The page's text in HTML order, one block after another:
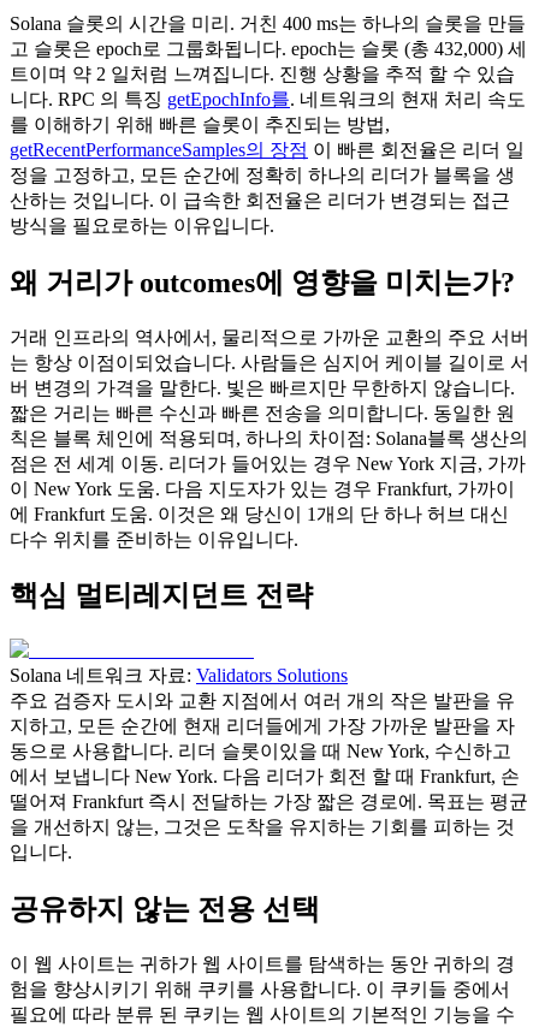
Solana 슬롯의 시간을 미리. 거친 400 ms는 하나의 슬롯을 만들
고 슬롯은 epoch로 그룹화됩니다. epoch는 슬롯 (총 432,000) 세
트이며 약 2 일처럼 느껴집니다. 진행 상황을 추적 할 수 있습
니다. RPC 의 특징 getEpochInfo를. 네트워크의 현재 처리 속도
를 이해하기 위해 빠른 슬롯이 추진되는 방법,
getRecentPerformanceSamples의 장점 이 빠른 회전율은 리더 일
정을 고정하고, 모든 순간에 정확히 하나의 리더가 블록을 생
산하는 것입니다. 이 급속한 회전율은 리더가 변경되는 접근
방식을 필요로하는 이유입니다.
왜 거리가 outcomes에 영향을 미치는가?
거래 인프라의 역사에서, 물리적으로 가까운 교환의 주요 서버
는 항상 이점이되었습니다. 사람들은 심지어 케이블 길이로 서
버 변경의 가격을 말한다. 빛은 빠르지만 무한하지 않습니다.
짧은 거리는 빠른 수신과 빠른 전송을 의미합니다. 동일한 원
칙은 블록 체인에 적용되며, 하나의 차이점: Solana블록 생산의
점은 전 세계 이동. 리더가 들어있는 경우 New York 지금, 가까
이 New York 도움. 다음 지도자가 있는 경우 Frankfurt, 가까이
에 Frankfurt 도움. 이것은 왜 당신이 1개의 단 하나 허브 대신
다수 위치를 준비하는 이유입니다.
핵심 멀티레지던트 전략
Solana 네트워크 자료: Validators Solutions
주요 검증자 도시와 교환 지점에서 여러 개의 작은 발판을 유
지하고, 모든 순간에 현재 리더들에게 가장 가까운 발판을 자
동으로 사용합니다. 리더 슬롯이있을 때 New York, 수신하고
에서 보냅니다 New York. 다음 리더가 회전 할 때 Frankfurt, 손
떨어져 Frankfurt 즉시 전달하는 가장 짧은 경로에. 목표는 평균
을 개선하지 않는, 그것은 도착을 유지하는 기회를 피하는 것
입니다.
공유하지 않는 전용 선택
이 웹 사이트는 귀하가 웹 사이트를 탐색하는 동안 귀하의 경
험을 향상시키기 위해 쿠키를 사용합니다. 이 쿠키들 중에서
필요에 따라 분류 된 쿠키는 웹 사이트의 기본적인 기능을 수